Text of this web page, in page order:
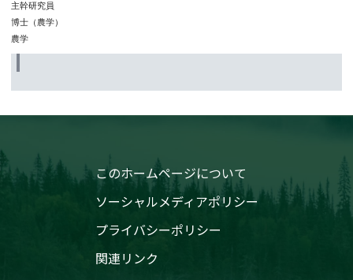
主幹研究員
博士（農学）
農学
このホームページについて
ソーシャルメディアポリシー
プライバシーポリシー
関連リンク